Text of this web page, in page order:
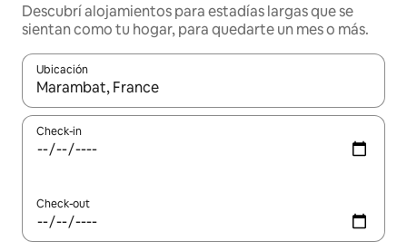
Descubrí alojamientos para estadías largas que se
sientan como tu hogar, para quedarte un mes o más.
Ubicación
Cuando los resultados estén disponibles, navegá con las
Check-in
Check-out